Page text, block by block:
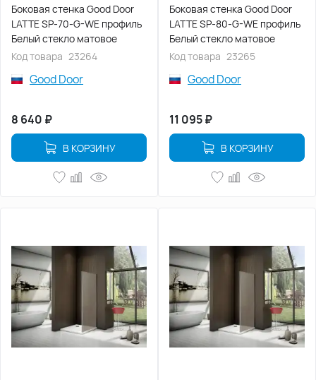
Боковая стенка Good Door
LATTE SP-70-G-WE профиль
Белый стекло матовое
Код товара 23264
Good Door
8 640 ₽
В КОРЗИНУ
Боковая стенка Good Door
LATTE SP-80-G-WE профиль
Белый стекло матовое
Код товара 23265
Good Door
11 095₽
В КОРЗИНУ